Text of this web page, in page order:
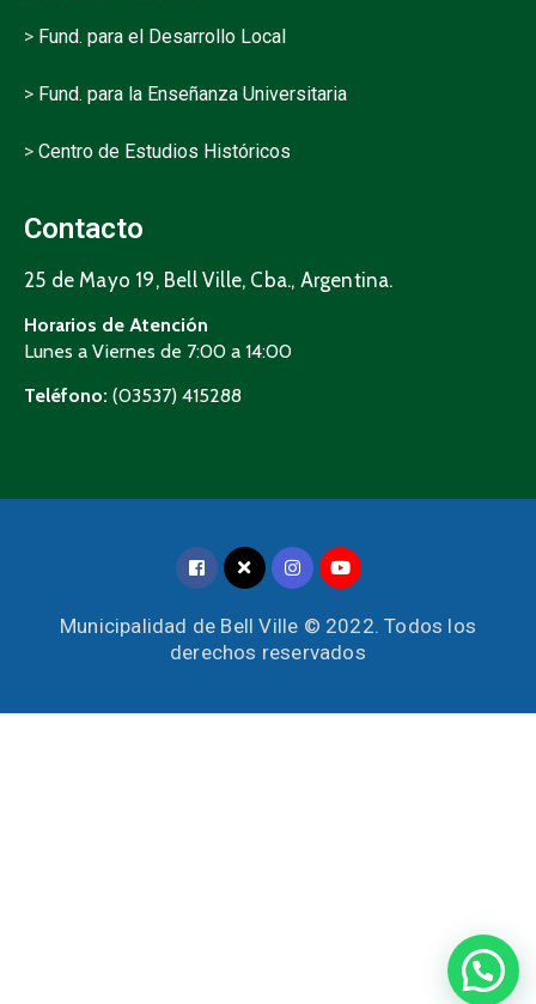
> Fund. para el Desarrollo Local
> Fund. para la Enseñanza Universitaria
> Centro de Estudios Históricos
Contacto
25 de Mayo 19, Bell Ville, Cba., Argentina.
Horarios de Atención
Lunes a Viernes de 7:00 a 14:00
Teléfono: (03537) 415288
Municipalidad de Bell Ville © 2022. Todos los
derechos reservados